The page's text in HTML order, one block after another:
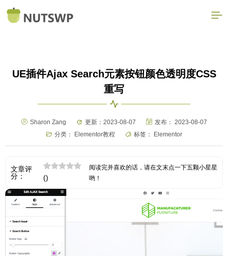
UE插件Ajax Search元素按钮颜色透明度CSS
重写
Sharon Zang 更新：2023-08-07 发布： 2023-08-07
分类：
Elementor教程 标签： Elementor
文章评
分：
()
阅读完并喜欢的话，请在文末点一下五颗小星星
哟！